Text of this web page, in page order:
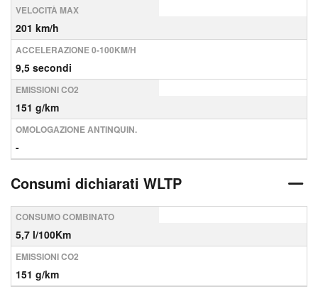
VELOCITÀ MAX
201 km/h
ACCELERAZIONE 0-100KM/H
9,5 secondi
EMISSIONI CO2
151 g/km
OMOLOGAZIONE ANTINQUIN.
-
Consumi dichiarati WLTP
CONSUMO COMBINATO
5,7 l/100Km
EMISSIONI CO2
151 g/km